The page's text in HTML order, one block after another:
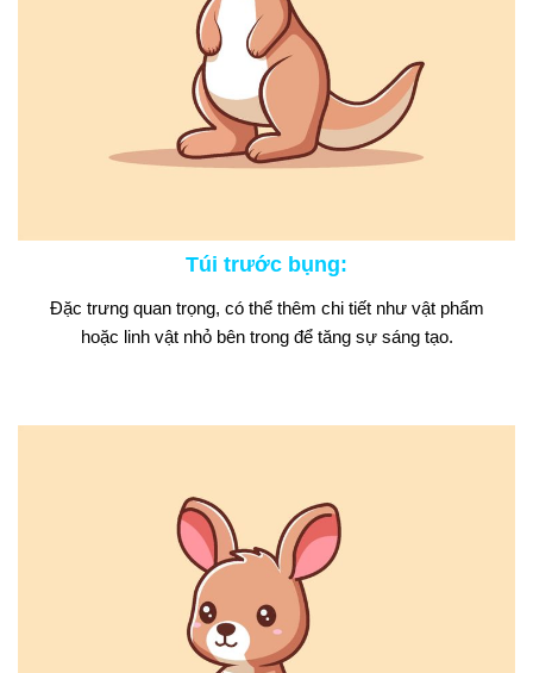
Túi trước bụng:
Đặc trưng quan trọng, có thể thêm chi tiết như vật phẩm
hoặc linh vật nhỏ bên trong để tăng sự sáng tạo.